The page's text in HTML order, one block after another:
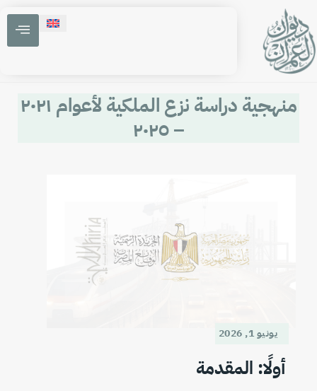
منهجية دراسة نزع الملكية لأعوام ٢٠٢١
– ٢٠٢٥
يونيو 1, 2026
أولًا: المقدمة